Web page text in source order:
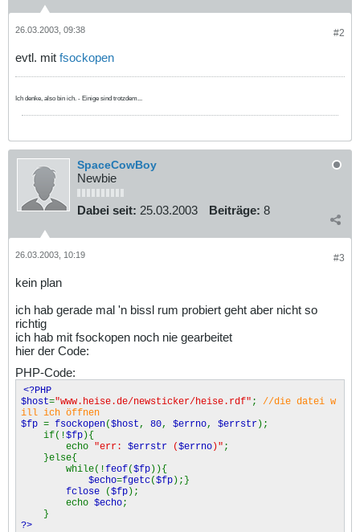
#2
26.03.2003, 09:38
evtl. mit fsockopen
Ich denke, also bin ich. - Einige sind trotzdem...
SpaceCowBoy
Newbie
Dabei seit: 25.03.2003 Beiträge: 8
#3
26.03.2003, 10:19
kein plan
ich hab gerade mal 'n bissl rum probiert geht aber nicht so
richtig
ich hab mit fsockopen noch nie gearbeitet
hier der Code:
PHP-Code:
<?PHP
$host="www.heise.de/newsticker/heise.rdf" ; //die datei w
ill ich öffnen
$fp = fsockopen($host , 80, $errno, $errstr);
if(!$fp){
echo "err: $errstr ($errno)" ;
}else{
while(!feof($fp)){
$echo=fgetc($fp);}
fclose
($fp);
echo $echo;
}
?>